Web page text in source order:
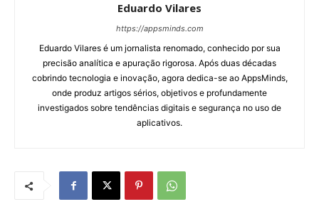
Eduardo Vilares
https://appsminds.com
Eduardo Vilares é um jornalista renomado, conhecido por sua
precisão analítica e apuração rigorosa. Após duas décadas
cobrindo tecnologia e inovação, agora dedica-se ao AppsMinds,
onde produz artigos sérios, objetivos e profundamente
investigados sobre tendências digitais e segurança no uso de
aplicativos.